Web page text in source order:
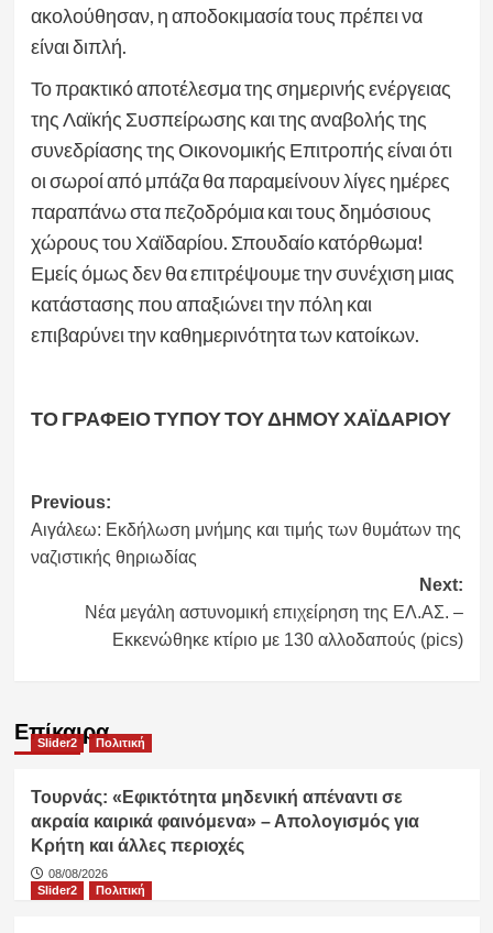
ακολούθησαν, η αποδοκιμασία τους πρέπει να
είναι διπλή.
Το πρακτικό αποτέλεσμα της σημερινής ενέργειας
της Λαϊκής Συσπείρωσης και της αναβολής της
συνεδρίασης της Οικονομικής Επιτροπής είναι ότι
οι σωροί από μπάζα θα παραμείνουν λίγες ημέρες
παραπάνω στα πεζοδρόμια και τους δημόσιους
χώρους του Χαϊδαρίου. Σπουδαίο κατόρθωμα!
Εμείς όμως δεν θα επιτρέψουμε την συνέχιση μιας
κατάστασης που απαξιώνει την πόλη και
επιβαρύνει την καθημερινότητα των κατοίκων.
ΤΟ ΓΡΑΦΕΙΟ ΤΥΠΟΥ ΤΟΥ ΔΗΜΟΥ ΧΑΪΔΑΡΙΟΥ
Post
navigation
Previous:
Αιγάλεω: Εκδήλωση μνήμης και τιμής των θυμάτων της
ναζιστικής θηριωδίας
Next:
Νέα μεγάλη αστυνομική επιχείρηση της ΕΛ.ΑΣ. –
Εκκενώθηκε κτίριο με 130 αλλοδαπούς (pics)
Επίκαιρα
Slider2 Πολιτική
Τουρνάς: «Εφικτότητα μηδενική απέναντι σε
ακραία καιρικά φαινόμενα» – Απολογισμός για
Κρήτη και άλλες περιοχές
08/08/2026
Slider2
Πολιτική